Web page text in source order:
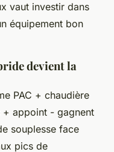
vaut investir dans
équipement bon
devient la
PAC + chaudière
+ appoint - gagnent
souplesse face
pics de